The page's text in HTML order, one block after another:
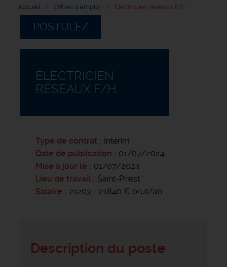
Accueil Offres d'emploi Électricien réseaux f/h
POSTULEZ
ÉLECTRICIEN
RÉSEAUX F/H
Type de contrat
Intérim
Date de publication
01/07/2024
Mise à jour le
01/07/2024
Lieu de travail
Saint-Priest
Salaire
21203 - 21840 € brut/an
Description du poste